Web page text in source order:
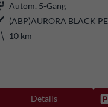
Autom. 5-Gang
10 km
Details